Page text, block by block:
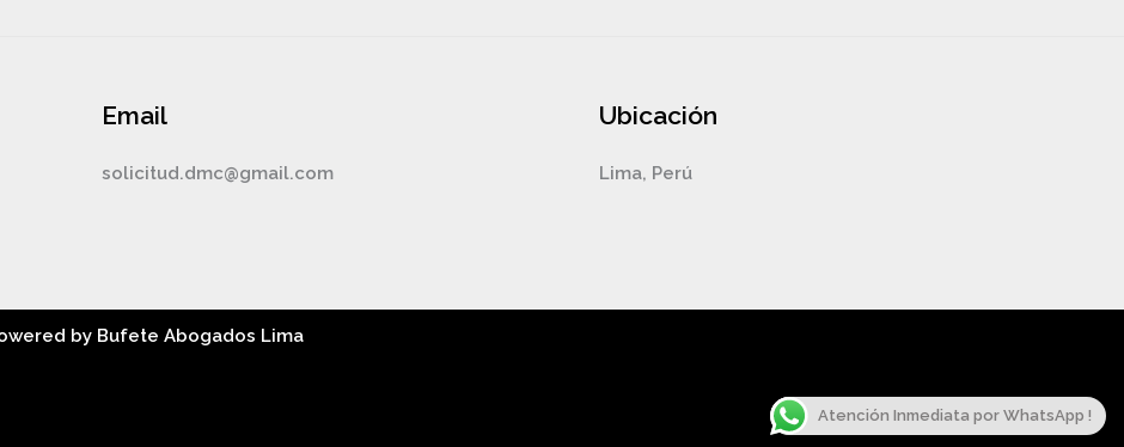
Email
solicitud.dmc@gmail.com
Ubicación
Lima, Perú
by Bufete Abogados Lima
Atención Inmediata por WhatsApp !